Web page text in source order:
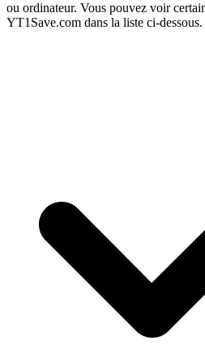
ou ordinateur. Vous pouvez voir
YT1Save.com dans la liste ci-dessous.